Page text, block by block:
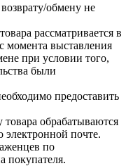
обмену не
рассматривается в
момента выставления
при условии того,
были
предоставить
обрабатываются
почте.
по
покупателя.